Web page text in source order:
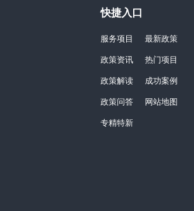
快捷入口
服务项目
政策资讯
政策解读
政策问答
专精特新
最新政策
热门项目
成功案例
网站地图